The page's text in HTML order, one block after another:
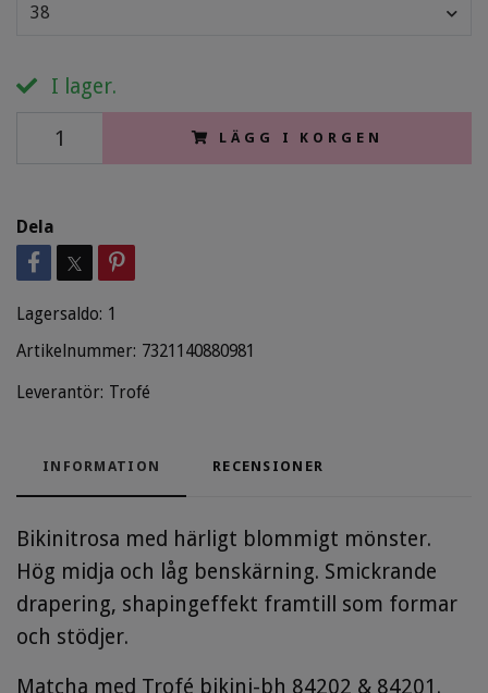
38
I lager.
LÄGG I KORGEN
Dela
Lagersaldo: 1
Artikelnummer: 7321140880981
Leverantör: Trofé
INFORMATION RECENSIONER
Bikinitrosa med härligt blommigt mönster.
Hög midja och låg benskärning. Smickrande
drapering, shapingeffekt framtill som formar
och stödjer.
Matcha med Trofé bikini-bh 84202 & 84201.